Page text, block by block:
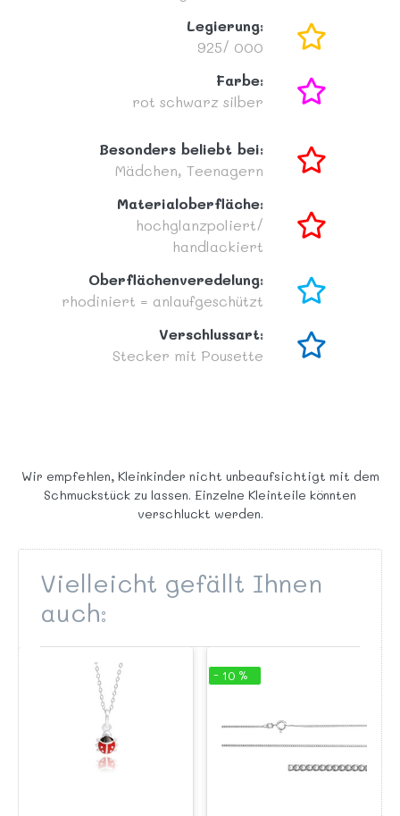
Legierung:
925/ 000
Farbe:
rot schwarz silber
Besonders beliebt bei:
Mädchen,Teenagern
Materialoberfläche:
hochglanzpoliert/
handlackiert
Oberflächenveredelung:
rhodiniert = anlaufgeschützt
Verschlussart:
Stecker mit Pousette
Wir empfehlen, Kleinkinder nicht unbeaufsichtigt mit dem
Schmuckstück zu lassen. Einzelne Kleinteile könnten
verschluckt werden.
Vielleicht gefällt Ihnen
auch:
- 10 %